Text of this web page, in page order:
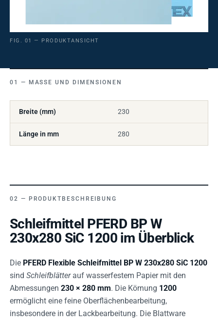
FIG. 01 — PRODUKTANSICHT
MASSE UND DIMENSIONEN
Breite (mm) 230
Länge in mm 280
PRODUKTBESCHREIBUNG
Schleifmittel PFERD BP W
230x280 SiC 1200 im Überblick
Die PFERD Flexible Schleifmittel BP W 230x280 SiC 1200
sind Schleifblätterauf wasserfestem Papier mit den
Abmessungen 230 × 280 mm. Die Körnung 1200
ermöglicht eine feine Oberflächenbearbeitung,
insbesondere in der Lackbearbeitung. Die Blattware